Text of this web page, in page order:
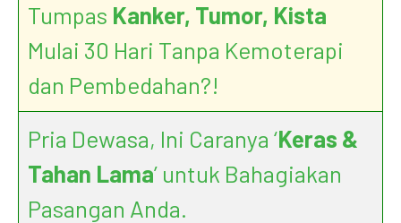
Tumpas Kanker, Tumor, Kista
Mulai 30 Hari Tanpa Kemoterapi
dan Pembedahan?!
Pria Dewasa, Ini Caranya ‘Keras &
Tahan Lama’ untuk Bahagiakan
Pasangan Anda.